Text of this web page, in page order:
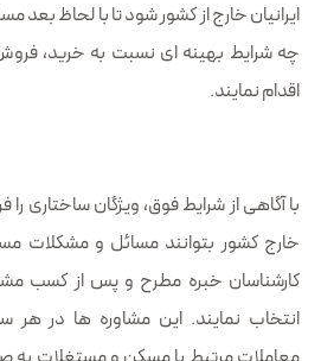
ایرانیان خارج از کشور شود تا با لحاظ
چه شرایط بهینه ای نسبت به خرید،
اقدام نمایند.
با آگاهی از شرایط فوق، ویژگان ساختاری را
خارج کشور بتوانند مسائل و مشکلات
کارشناسان خبره مطرح و پس از کسب
انتخاب نمایند. این مشاوره ها در